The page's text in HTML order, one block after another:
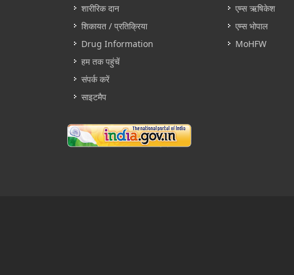
शारीरिक दान
शिकायत / प्रतिक्रिया
Drug Information
हम तक पहुंचें
संपर्क करें
साइटमैप
एम्स ऋषिकेश
एम्स भोपाल
MoHFW